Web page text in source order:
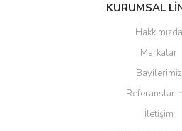
tarafımıza iletebilirsiniz.
Ürün resmi kalitesiz, bozuk veya
Ürün açıklamasında eksik bilgiler
Ürün bilgilerinde hatalar bulunuyor.
Ürün fiyatı diğer sitelerden daha
KURUMSAL
Hakkımızda
Markalar
Bayilerimiz
İletişim